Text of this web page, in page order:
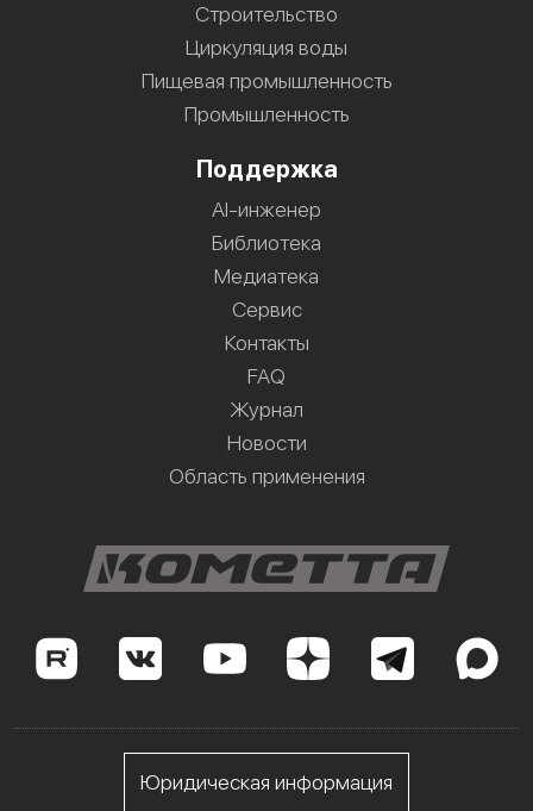
Строительство
Циркуляция воды
Пищевая промышленность
Промышленность
Поддержка
AI-инженер
Библиотека
Медиатека
Сервис
Контакты
FAQ
Журнал
Новости
Область применения
Юридическая информация